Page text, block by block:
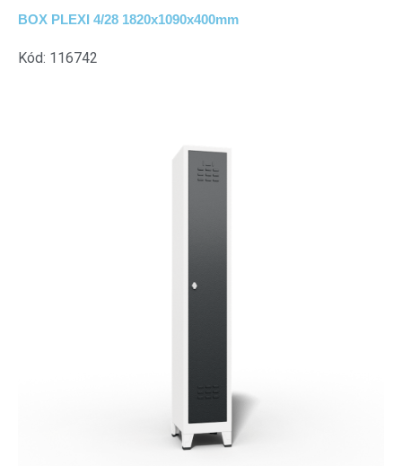
BOX PLEXI 4/28 1820x1090x400mm
Kód: 116742